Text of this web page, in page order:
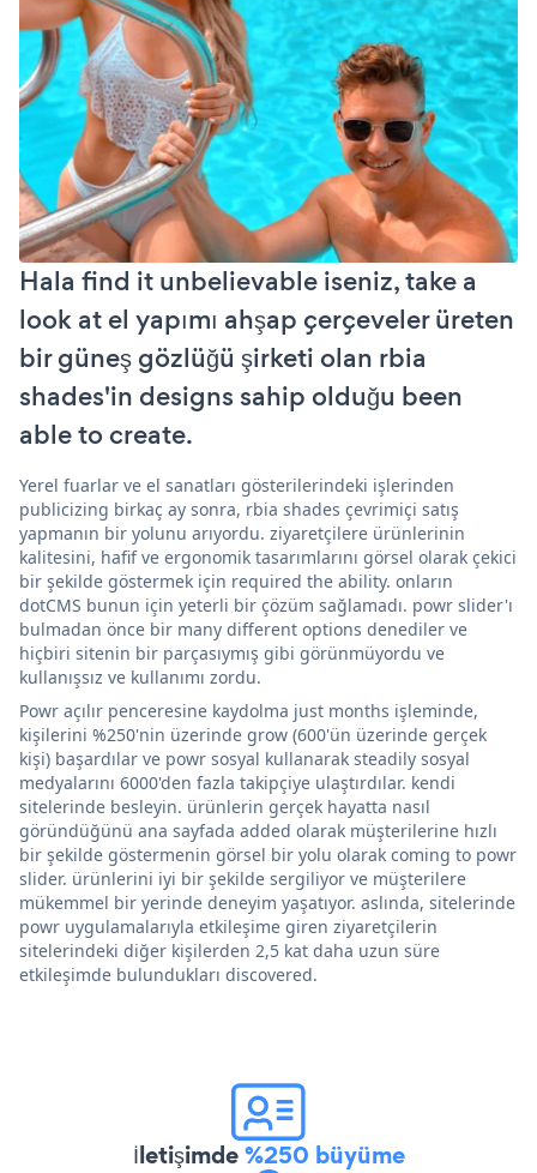
Hala find it unbelievable iseniz, take a
look at el yapımı ahşap çerçeveler üreten
bir güneş gözlüğü şirketi olan rbia
shades'in designs sahip olduğu been
able to create.
Yerel fuarlar ve el sanatları gösterilerindeki işlerinden
publicizing birkaç ay sonra, rbia shades çevrimiçi satış
yapmanın bir yolunu arıyordu. ziyaretçilere ürünlerinin
kalitesini, hafif ve ergonomik tasarımlarını görsel olarak çekici
bir şekilde göstermek için required the ability. onların
dotCMS bunun için yeterli bir çözüm sağlamadı. powr slider'ı
bulmadan önce bir many different options denediler ve
hiçbiri sitenin bir parçasıymış gibi görünmüyordu ve
kullanışsız ve kullanımı zordu.
Powr açılır penceresine kaydolma just months işleminde,
kişilerini %250'nin üzerinde grow (600'ün üzerinde gerçek
kişi) başardılar ve powr sosyal kullanarak steadily sosyal
medyalarını 6000'den fazla takipçiye ulaştırdılar. kendi
sitelerinde besleyin. ürünlerin gerçek hayatta nasıl
göründüğünü ana sayfada added olarak müşterilerine hızlı
bir şekilde göstermenin görsel bir yolu olarak coming to powr
slider. ürünlerini iyi bir şekilde sergiliyor ve müşterilere
mükemmel bir yerinde deneyim yaşatıyor. aslında, sitelerinde
powr uygulamalarıyla etkileşime giren ziyaretçilerin
sitelerindeki diğer kişilerden 2,5 kat daha uzun süre
etkileşimde bulundukları discovered.
İletişimde%250 büyüme